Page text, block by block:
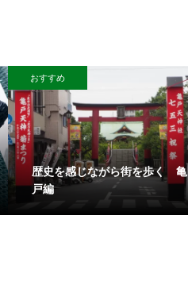
おすすめ
歴史を感じながら街を歩く 亀
戸編